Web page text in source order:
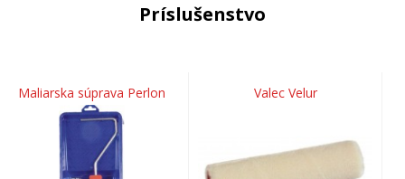
Príslušenstvo
Maliarska súprava Perlon Valec Velur